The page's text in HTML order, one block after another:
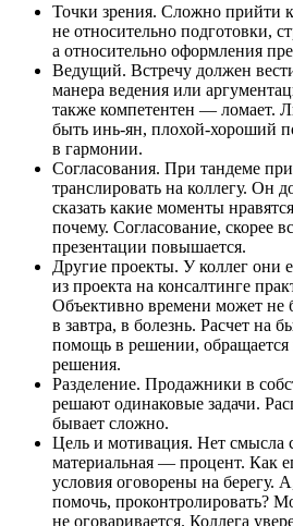
Точки зрения. Сложно прийти
не относительно подготовки,
а относительно оформления
Ведущий. Встречу должен
манера ведения или
также компетентен — ломает.
быть инь-ян, плохой-хороший
в гармонии.
Согласования. При тандеме
транслировать на коллегу. Он
сказать какие моменты
почему. Согласование, скорее
презентации повышается.
Другие проекты. У коллег они
из проекта на консалтинге
Объективно времени может не
в завтра, в болезнь. Расчет на
помощь в решении, обращается
решения.
Разделение. Продажники в
решают одинаковые задачи.
бывает сложно.
Цель и мотивация. Нет смысла
материальная — процент. Как
условия оговорены на берегу.
помочь, проконтролировать?
не оговаривается. Коллега